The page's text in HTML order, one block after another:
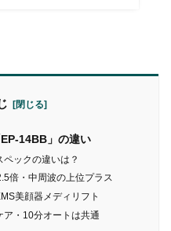
14BB」の違い
ペックの違いは？
倍・中周波の上位プラス
美顔器メディリフト
・10分オートは共通